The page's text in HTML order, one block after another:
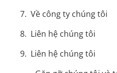
Về công ty chúng tôi
Liên hệ chúng tôi
Liên hệ chúng tôi